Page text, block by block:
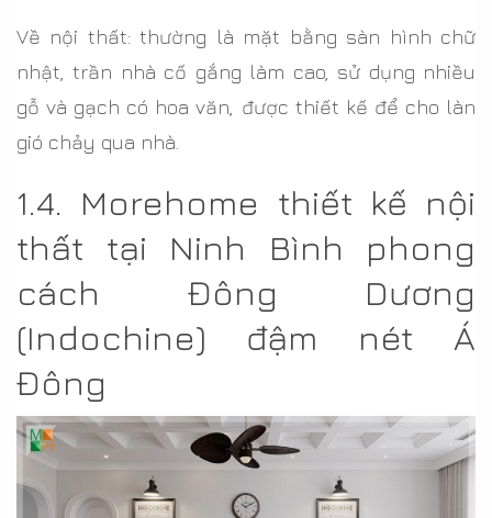
Về nội thất: thường là mặt bằng sàn hình chữ
nhật, trần nhà cố gắng làm cao, sử dụng nhiều
gỗ và gạch có hoa văn, được thiết kế để cho làn
gió chảy qua nhà.
1.4. Morehome thiết kế nội
thất tại Ninh Bình phong
cách Đông Dương
(Indochine) đậm nét Á
Đông